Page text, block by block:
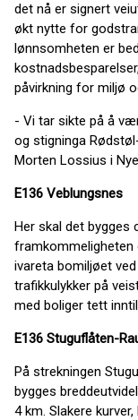
det nå er signert
økt nytte for
lønnsomheten er
påvirkning for miljø
- Vi tar sikte på å
og stigninga
Morten Lossius i
E136 Veblungsnes
Her skal det bygges
framkommeligheten
ivareta bomiljøet
trafikkulykker på
med boliger tett
E136 Stuguflåten-
På strekningen
bygges
4 km. Slakere